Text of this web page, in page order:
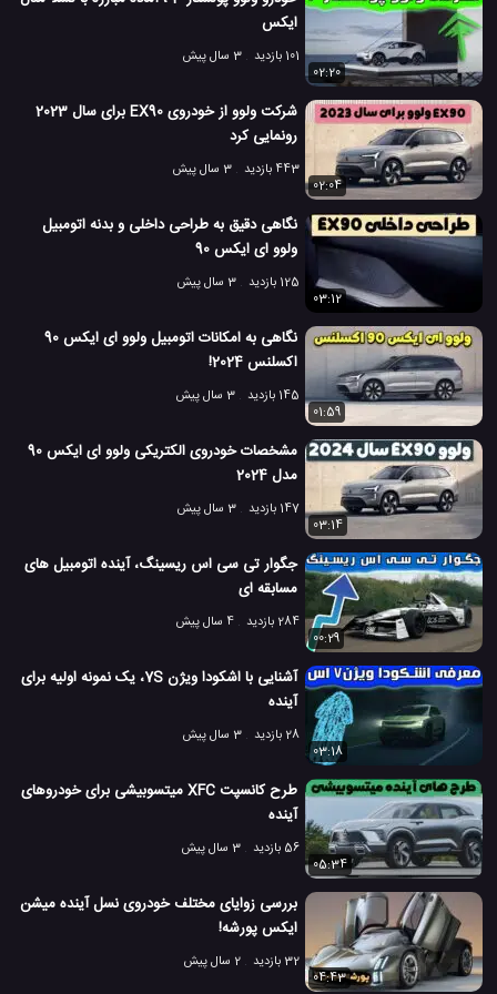
بعدی قبلی
کمپانی Volvo به این ماشین ساخت ساز خودران که فعلا فقط طرح
است، نام Zeux را داده است.
هنگامی که کمپانی ولوو به دنبال راه حل های افزایش امنیت در این
ماشین بزرگ می گشت بچه ها دو پیشنهاد عالی دادند. یکی استفاده از
یک Drone همراه با این ماشین ها برای بهتر دیدن اطراف و دیگری
استفاده از دوربینی در ته این اتومبیل مانند دم عقرب، که به تشخیص
کارگر های نزدیک کمک بسیاری می کند.
ولوو هنوز زمان عرضه این ماشین خودران را اعلام نکرده است و هنوز
مشخص نیست این اتومبیل چه زمانی به واقعیت تبدیل خواهد شد.
# اتومبیل های ولوو # شرکت Volvo شرکت ولوو
# طرح های Volvo # ماشین اتوماتیک ولوو
# ماشین های آینده # ماشین های خودران
1.8 هزار بازدید
8 سال پیش ماشین ویدئو ویدئو های ماشین
ایکس
101 بازدید
3 سال پیش
02:20
شرکت ولوو از خودروی EX90 برای سال 2023
رونمایی کرد
443 بازدید
3 سال پیش
02:04
نگاهی دقیق به طراحی داخلی و بدنه اتومبیل
ولوو ای ایکس 90
125 بازدید
3 سال پیش
03:12
نگاهی به امکانات اتومبیل ولوو ای ایکس 90
اکسلنس 2024!
145 بازدید
3 سال پیش
01:59
مشخصات خودروی الکتریکی ولوو ای ایکس 90
مدل 2024
147 بازدید
3 سال پیش
03:14
جگوار تی سی اس ریسینگ، آینده اتومبیل های
مسابقه ای
284 بازدید
4 سال پیش
00:29
آشنایی با اشکودا ویژن 7S، یک نمونه اولیه برای
آینده
28 بازدید
3 سال پیش
03:18
طرح کانسپت XFC میتسوبیشی برای خودروهای
آینده
56 بازدید
3 سال پیش
05:34
بررسی زوایای مختلف خودروی نسل آینده میشن
ایکس پورشه!
32 بازدید
2 سال پیش
04:43